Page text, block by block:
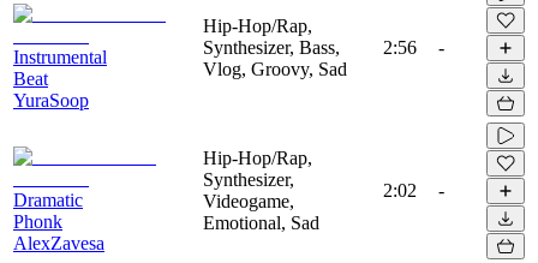
Instrumental
Beat
YuraSoop
Hip-Hop/Rap,
Synthesizer, Bass,
Vlog, Groovy, Sad
2:56 -
Dramatic
Phonk
AlexZavesa
Hip-Hop/Rap,
Synthesizer,
Videogame,
Emotional, Sad
2:02 -